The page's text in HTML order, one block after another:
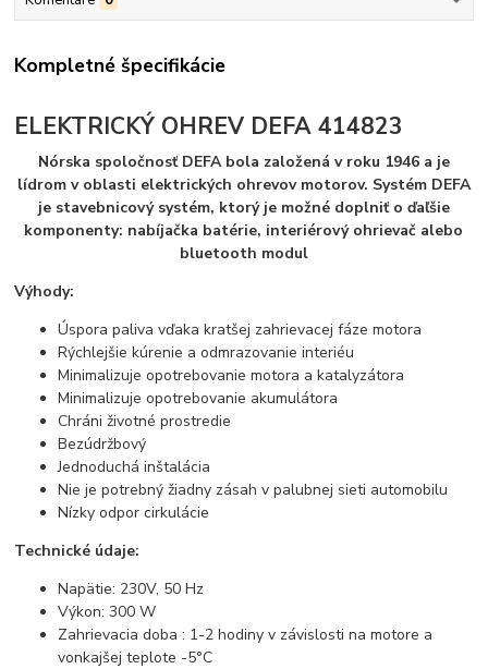
Kompletné špecifikácie
ELEKTRICKÝ OHREV DEFA 414823
Nórska spoločnosť DEFA bola založená v roku 1946 a je
lídrom v oblasti elektrických ohrevov motorov. Systém DEFA
je stavebnicový systém, ktorý je možné doplniť o ďaľšie
komponenty: nabíjačka batérie, interiérový ohrievač alebo
bluetooth modul
Výhody:
Úspora paliva vďaka kratšej zahrievacej fáze motora
Rýchlejšie kúrenie a odmrazovanie interiéu
Minimalizuje opotrebovanie motora a katalyzátora
Minimalizuje opotrebovanie akumulátora
Chráni životné prostredie
Bezúdržbový
Jednoduchá inštalácia
Nie je potrebný žiadny zásah v palubnej sieti automobilu
Nízky odpor cirkulácie
Technické údaje:
Napätie: 230V, 50 Hz
Výkon: 300 W
Zahrievacia doba : 1-2 hodiny v závislosti na motore a
vonkajšej teplote -5°C